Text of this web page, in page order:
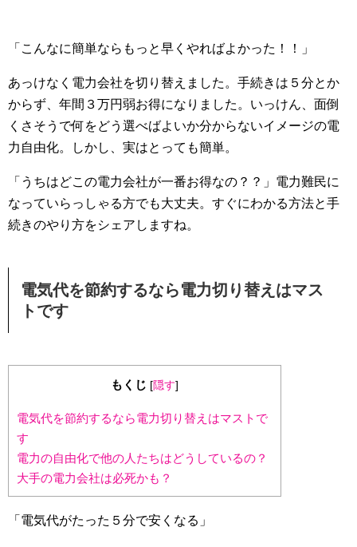
「こんなに簡単ならもっと早くやればよかった！！」
あっけなく電力会社を切り替えました。手続きは５分とか
からず、年間３万円弱お得になりました。いっけん、面倒
くさそうで何をどう選べばよいか分からないイメージの電
力自由化。しかし、実はとっても簡単。
「うちはどこの電力会社が一番お得なの？？」電力難民に
なっていらっしゃる方でも大丈夫。すぐにわかる方法と手
続きのやり方をシェアしますね。
電気代を節約するなら電力切り替えはマス
トです
もくじ [隠す]
電気代を節約するなら電力切り替えはマストで
す
電力の自由化で他の人たちはどうしているの？
大手の電力会社は必死かも？
「電気代がたった５分で安くなる」